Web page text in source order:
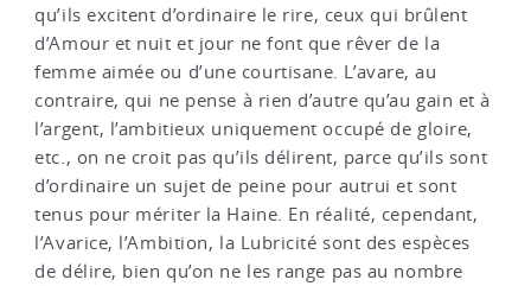
qu’ils excitent d’ordinaire le rire, ceux qui brûlent
d’Amour et nuit et jour ne font que rêver de la
femme aimée ou d’une courtisane. L’avare, au
contraire, qui ne pense à rien d’autre qu’au gain et à
l’argent, l’ambitieux uniquement occupé de gloire,
etc., on ne croit pas qu’ils délirent, parce qu’ils sont
d’ordinaire un sujet de peine pour autrui et sont
tenus pour mériter la Haine. En réalité, cependant,
l’Avarice, l’Ambition, la Lubricité sont des espèces
de délire, bien qu’on ne les range pas au nombre